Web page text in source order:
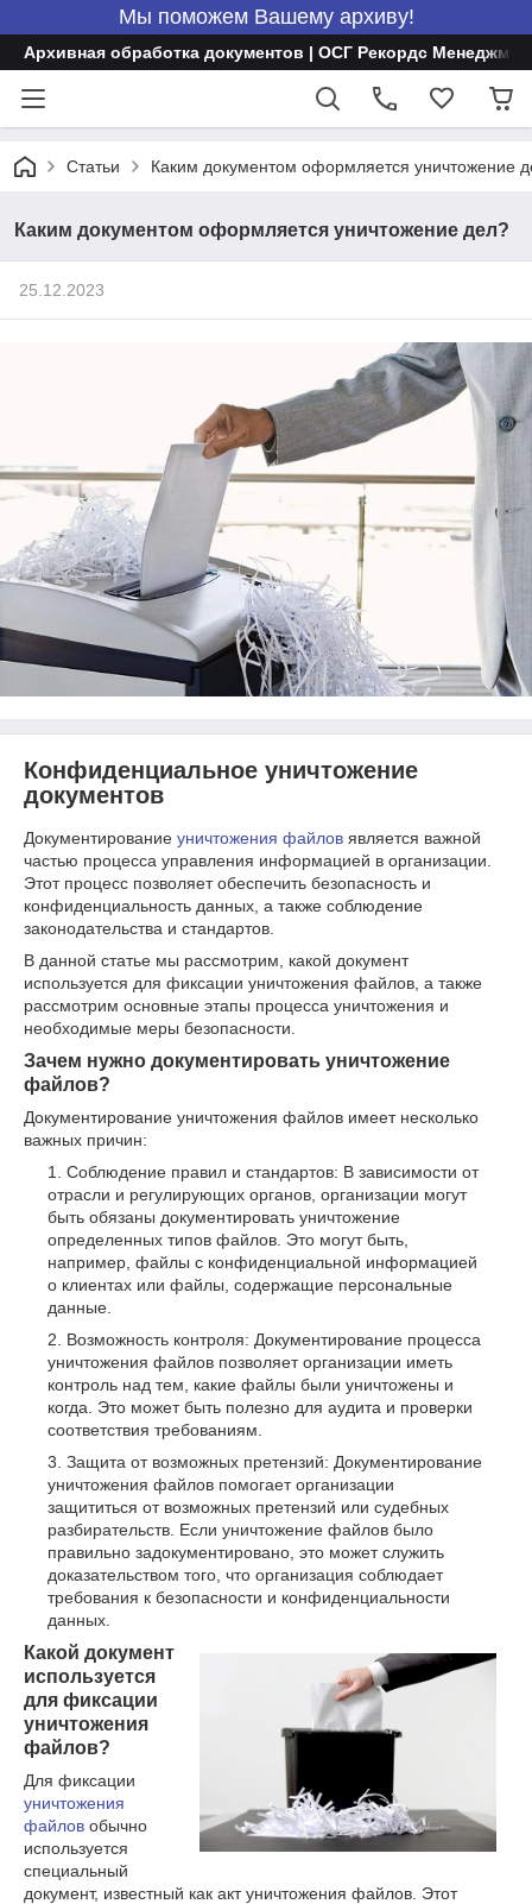
Мы поможем Вашему архиву!
Архивная обработка документов | ОСГ Рекордс
Статьи Каким документом оформляется уничтожение
Каким документом оформляется уничтожение дел?
25.12.2023
Конфиденциальное уничтожение
документов
Документирование уничтожения файлов является важной
частью процесса управления информацией в организации.
Этот процесс позволяет обеспечить безопасность и
конфиденциальность данных, а также соблюдение
законодательства и стандартов.
В данной статье мы рассмотрим, какой документ
используется для фиксации уничтожения файлов, а также
рассмотрим основные этапы процесса уничтожения и
необходимые меры безопасности.
Зачем нужно документировать уничтожение
файлов?
Документирование уничтожения файлов имеет несколько
важных причин:
Соблюдение правил и стандартов: В зависимости от
отрасли и регулирующих органов, организации могут
быть обязаны документировать уничтожение
определенных типов файлов. Это могут быть,
например, файлы с конфиденциальной информацией
о клиентах или файлы, содержащие персональные
данные.
Возможность контроля: Документирование процесса
уничтожения файлов позволяет организации иметь
контроль над тем, какие файлы были уничтожены и
когда. Это может быть полезно для аудита и проверки
соответствия требованиям.
Защита от возможных претензий: Документирование
уничтожения файлов помогает организации
защититься от возможных претензий или судебных
разбирательств. Если уничтожение файлов было
правильно задокументировано, это может служить
доказательством того, что организация соблюдает
требования к безопасности и конфиденциальности
данных.
Какой документ
используется
для фиксации
уничтожения
файлов?
Для фиксации
уничтожения
файлов обычно
используется
специальный
документ, известный как акт уничтожения файлов. Этот